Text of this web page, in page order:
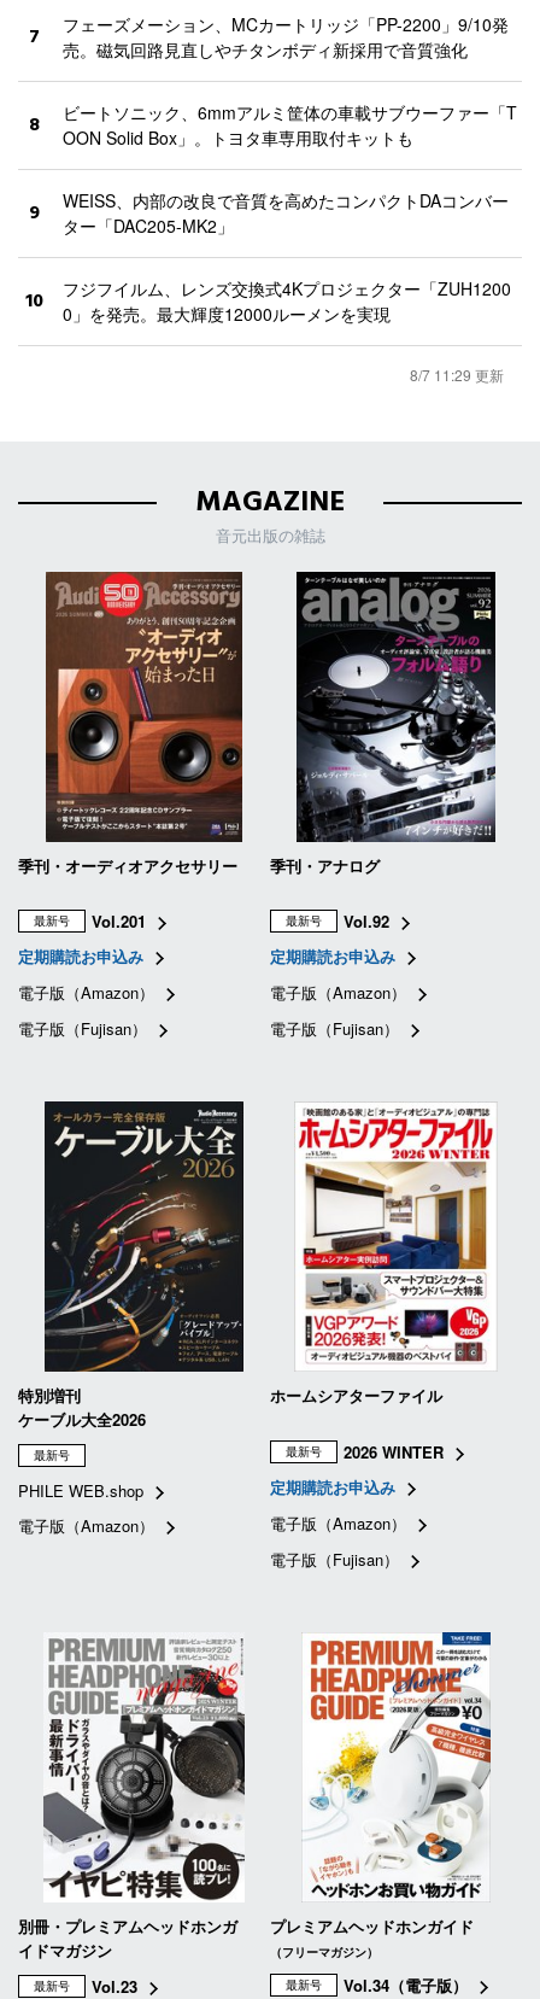
7
フェーズメーション、MCカートリッジ「PP-2200」9/10発
売。磁気回路見直しやチタンボディ新採用で音質強化
8
ビートソニック、6mmアルミ筐体の車載サブウーファー「T
OON Solid Box」。トヨタ車専用取付キットも
9
WEISS、内部の改良で音質を高めたコンパクトDAコンバー
ター「DAC205-MK2」
10
フジフイルム、レンズ交換式4Kプロジェクター「ZUH1200
0」を発売。最大輝度12000ルーメンを実現
8/7 11:29 更新
MAGAZINE
音元出版の雑誌
季刊・オーディオアクセサリー
最新号
Vol.201
定期購読お申込み
電子版（Amazon）
電子版（Fujisan）
季刊・アナログ
最新号
Vol.92
定期購読お申込み
電子版（Amazon）
電子版（Fujisan）
特別増刊
ケーブル大全2026
最新号
PHILE WEB.shop
電子版（Amazon）
ホームシアターファイル
最新号
2026 WINTER
定期購読お申込み
電子版（Amazon）
電子版（Fujisan）
別冊・プレミアムヘッドホンガ
イドマガジン
最新号
Vol.23
プレミアムヘッドホンガイド
（フリーマガジン）
最新号
Vol.34（電子版）